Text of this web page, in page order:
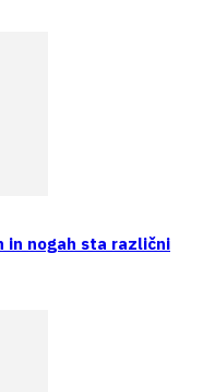
in nogah sta različni